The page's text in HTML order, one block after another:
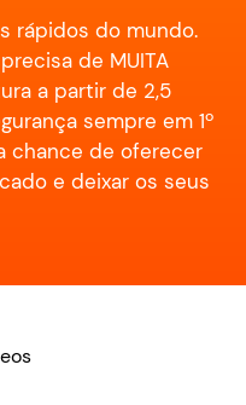
rápidos do mundo.
de MUITA
a partir de 2,5
sempre em 1º
chance de oferecer
e deixar os seus